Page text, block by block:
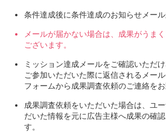
条件達成後に条件達成のお知らせメール
メールが届かない場合は、成果がうま
ございます。
ミッション達成メールをご確認いただ
ご参加いただいた際に返信されるメー
フォームから成果調査依頼のご連絡をお
成果調査依頼をいただいた場合は、ユ
だいた情報を元に広告主様へ成果の確
す。